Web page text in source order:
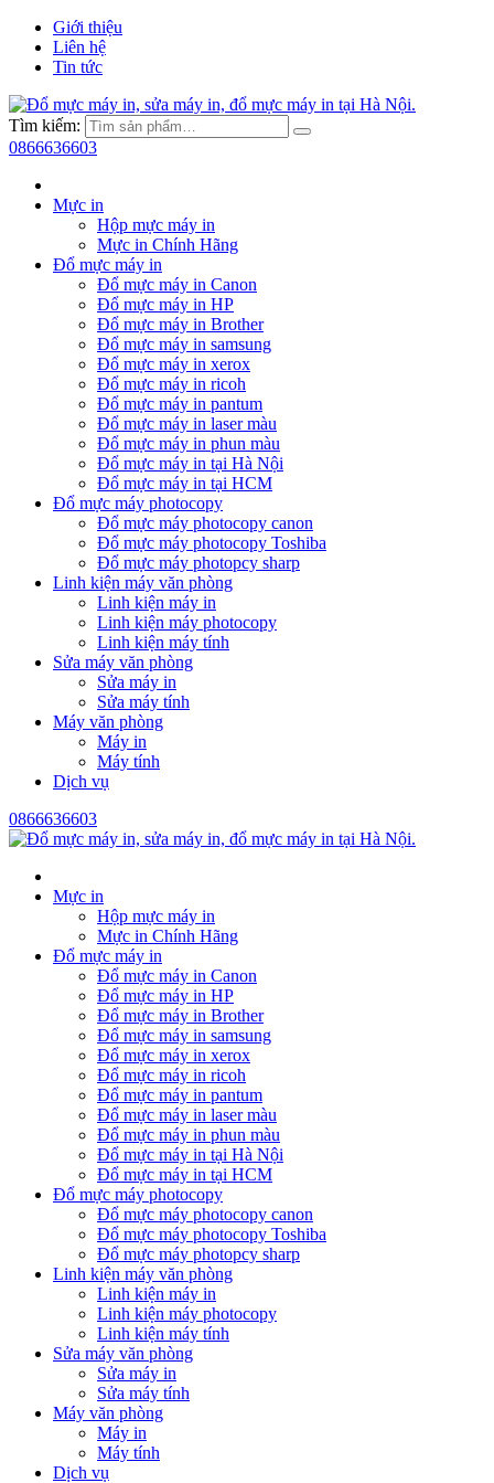
Giới thiệu
Liên hệ
Tin tức
Tìm kiếm:
0866636603
Mực in
Hộp mực máy in
Mực in Chính Hãng
Đổ mực máy in
Đổ mực máy in Canon
Đổ mực máy in HP
Đổ mực máy in Brother
Đổ mực máy in samsung
Đổ mực máy in xerox
Đổ mực máy in ricoh
Đổ mực máy in pantum
Đổ mực máy in laser màu
Đổ mực máy in phun màu
Đổ mực máy in tại Hà Nội
Đổ mực máy in tại HCM
Đổ mực máy photocopy
Đổ mực máy photocopy canon
Đổ mực máy photocopy Toshiba
Đổ mực máy photopcy sharp
Linh kiện máy văn phòng
Linh kiện máy in
Linh kiện máy photocopy
Linh kiện máy tính
Sửa máy văn phòng
Sửa máy in
Sửa máy tính
Máy văn phòng
Máy in
Máy tính
Dịch vụ
0866636603
Mực in
Hộp mực máy in
Mực in Chính Hãng
Đổ mực máy in
Đổ mực máy in Canon
Đổ mực máy in HP
Đổ mực máy in Brother
Đổ mực máy in samsung
Đổ mực máy in xerox
Đổ mực máy in ricoh
Đổ mực máy in pantum
Đổ mực máy in laser màu
Đổ mực máy in phun màu
Đổ mực máy in tại Hà Nội
Đổ mực máy in tại HCM
Đổ mực máy photocopy
Đổ mực máy photocopy canon
Đổ mực máy photocopy Toshiba
Đổ mực máy photopcy sharp
Linh kiện máy văn phòng
Linh kiện máy in
Linh kiện máy photocopy
Linh kiện máy tính
Sửa máy văn phòng
Sửa máy in
Sửa máy tính
Máy văn phòng
Máy in
Máy tính
Dịch vụ